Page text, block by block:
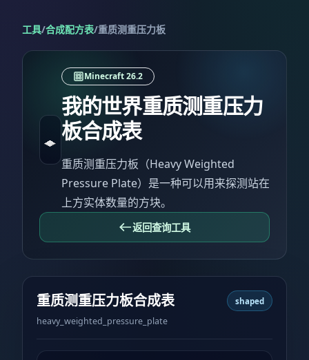
工具/合成配方表/重质测重压力板
Minecraft 26.2
我的世界重质测重压力
板合成表
重质测重压力板（Heavy Weighted
Pressure Plate）是一种可以用来探测站在
上方实体数量的方块。
返回查询工具
重质测重压力板合成表
heavy_weighted_pressure_plate
shaped